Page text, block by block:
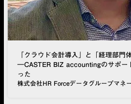
「クラウド会計導入」と「経理部門
―CASTER BIZ accountingのサポー
った
株式会社HR Forceデータグループマネ